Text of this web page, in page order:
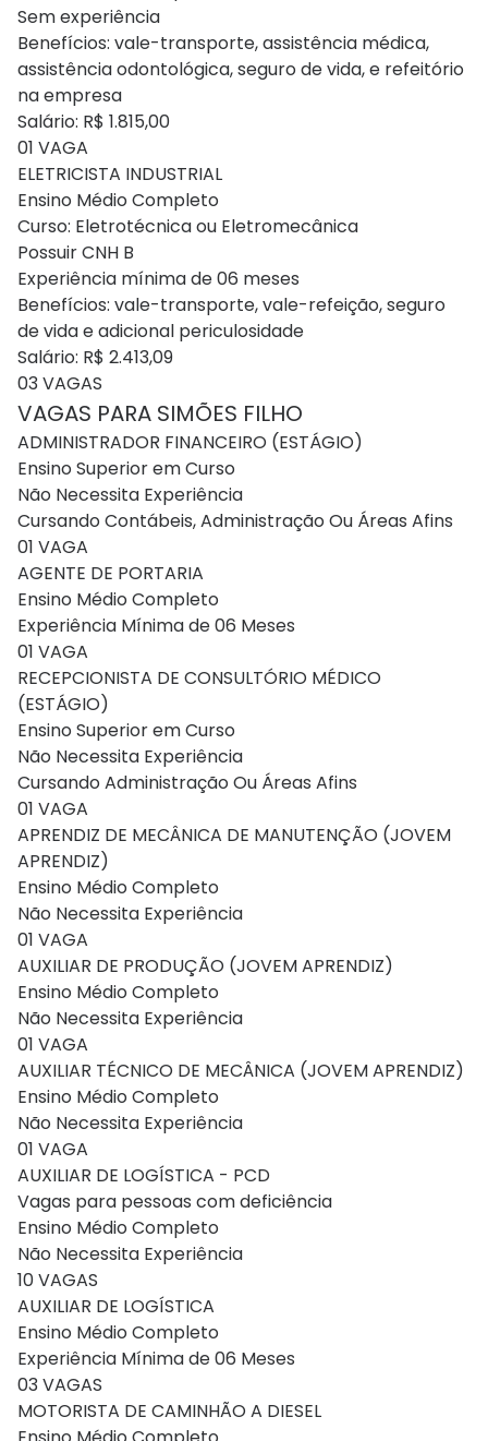
Sem experiência
Benefícios: vale-transporte, assistência médica,
assistência odontológica, seguro de vida, e refeitório
na empresa
Salário: R$ 1.815,00
01 VAGA
ELETRICISTA INDUSTRIAL
Ensino Médio Completo
Curso: Eletrotécnica ou Eletromecânica
Possuir CNH B
Experiência mínima de 06 meses
Benefícios: vale-transporte, vale-refeição, seguro
de vida e adicional periculosidade
Salário: R$ 2.413,09
03 VAGAS
VAGAS PARA SIMÕES FILHO
ADMINISTRADOR FINANCEIRO (ESTÁGIO)
Ensino Superior em Curso
Não Necessita Experiência
Cursando Contábeis, Administração Ou Áreas Afins
01 VAGA
AGENTE DE PORTARIA
Ensino Médio Completo
Experiência Mínima de 06 Meses
01 VAGA
RECEPCIONISTA DE CONSULTÓRIO MÉDICO
(ESTÁGIO)
Ensino Superior em Curso
Não Necessita Experiência
Cursando Administração Ou Áreas Afins
01 VAGA
APRENDIZ DE MECÂNICA DE MANUTENÇÃO (JOVEM
APRENDIZ)
Ensino Médio Completo
Não Necessita Experiência
01 VAGA
AUXILIAR DE PRODUÇÃO (JOVEM APRENDIZ)
Ensino Médio Completo
Não Necessita Experiência
01 VAGA
AUXILIAR TÉCNICO DE MECÂNICA (JOVEM APRENDIZ)
Ensino Médio Completo
Não Necessita Experiência
01 VAGA
AUXILIAR DE LOGÍSTICA - PCD
Vagas para pessoas com deficiência
Ensino Médio Completo
Não Necessita Experiência
10 VAGAS
AUXILIAR DE LOGÍSTICA
Ensino Médio Completo
Experiência Mínima de 06 Meses
03 VAGAS
MOTORISTA DE CAMINHÃO A DIESEL